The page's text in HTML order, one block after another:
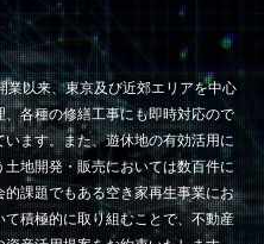
以来、東京及び近郊エリアを中心
各種の修繕工事にも即時対応ので
ます。また、遊休地の有効活用に
地開発・販売においては数百件に
課題でもある空き家再生事業にお
積極的に取り組むことで、不動産